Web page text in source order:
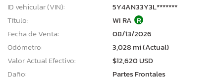
ID vehicular (VIN):
5Y4AN33Y3L*******
Título:
WI RA R
Fecha de Venta:
08/13/2026
Odómetro:
3,028 mi (Actual)
Valor Actual Efectivo:
$12,620 USD
Daño:
Partes Frontales